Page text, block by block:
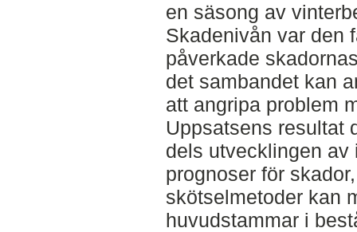
en säsong av
Skadenivån var den
påverkade
det sambandet kan
att angripa problem
Uppsatsens resultat
dels utvecklingen av
prognoser för
skötselmetoder kan
huvudstammar i